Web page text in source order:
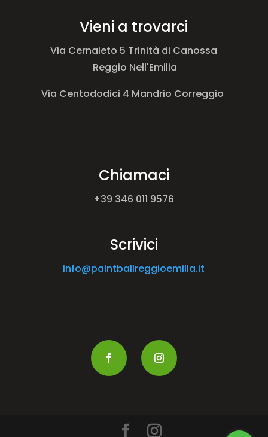
Vieni a trovarci
Via Cernaieto 5 Trinità di Canossa
Reggio Nell'Emilia
Via Centododici 4 Mandrio Correggio
Chiamaci
+39 346 011 9576
Scrivici
info@paintballreggioemilia.it